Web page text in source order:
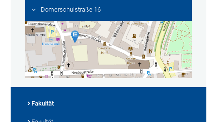
Domerschulstraße 16
Fakultät